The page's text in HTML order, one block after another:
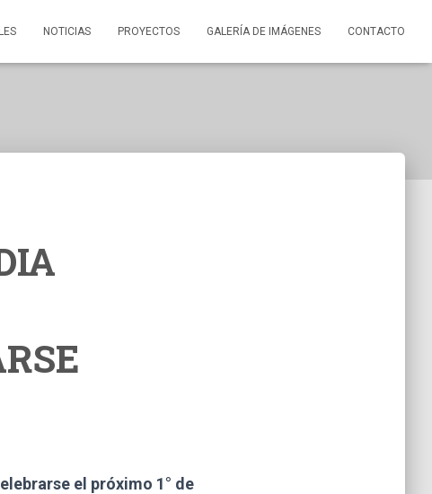
NOTICIAS PROYECTOS GALERÍA DE IMÁGENES CONTACTO
el próximo 1° de